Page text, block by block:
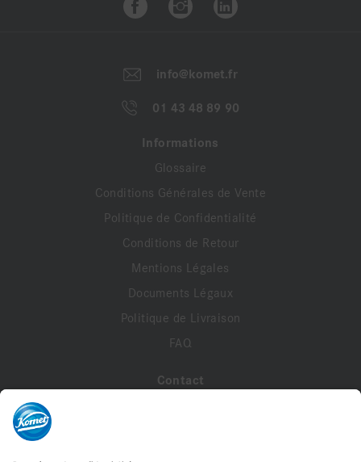
info@komet.fr
01 43 48 89 90
Informations
Glossaire
Conditions Générales de Vente
Politique de Confidentialité
Conditions de Retour
Mentions Légales
Documents Légaux
Politique de Livraison
FAQ
Contact